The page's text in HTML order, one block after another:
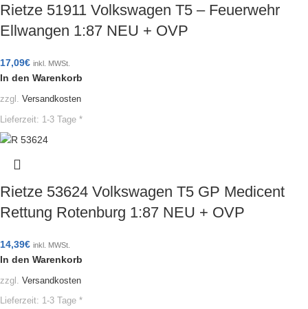
Rietze 51911 Volkswagen T5 – Feuerwehr
Ellwangen 1:87 NEU + OVP
17,09€ inkl. MWSt.
In den Warenkorb
zzgl. Versandkosten
Lieferzeit: 1-3 Tage *
Rietze 53624 Volkswagen T5 GP Medicent
Rettung Rotenburg 1:87 NEU + OVP
14,39€ inkl. MWSt.
In den Warenkorb
zzgl. Versandkosten
Lieferzeit: 1-3 Tage *